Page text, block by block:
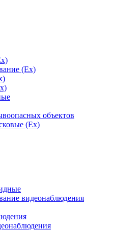
(Ex)
объектов
(Ex)
видеонаблюдения